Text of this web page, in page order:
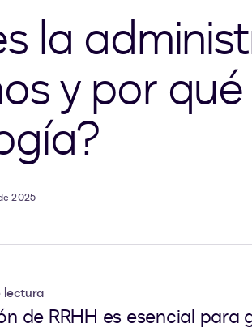
la
y por
2025
lectura
de RRHH es esencial